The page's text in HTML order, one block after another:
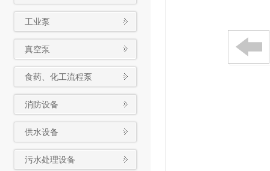
工业泵
真空泵
食药、化工流程泵
消防设备
供水设备
污水处理设备